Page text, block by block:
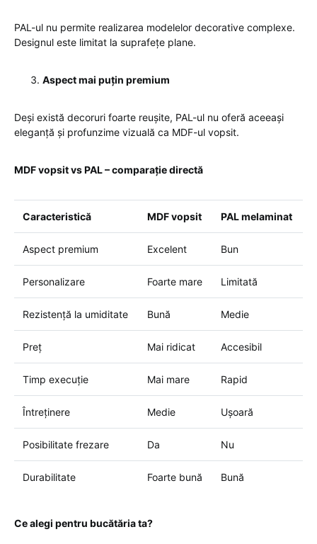
PAL-ul nu permite realizarea modelelor decorative complexe.
Designul este limitat la suprafețe plane.
Aspect mai puțin premium
Deși există decoruri foarte reușite, PAL-ul nu oferă aceeași
eleganță și profunzime vizuală ca MDF-ul vopsit.
MDF vopsit vs PAL – comparație directă
Caracteristică MDF vopsit PAL melaminat
Aspect premium Excelent Bun
Personalizare Foarte mare Limitată
Rezistență la umiditate Bună Medie
Preț Mai ridicat Accesibil
Timp execuție Mai mare Rapid
Întreținere Medie Ușoară
Posibilitate frezare Da Nu
Durabilitate Foarte bună Bună
Ce alegi pentru bucătăria ta?